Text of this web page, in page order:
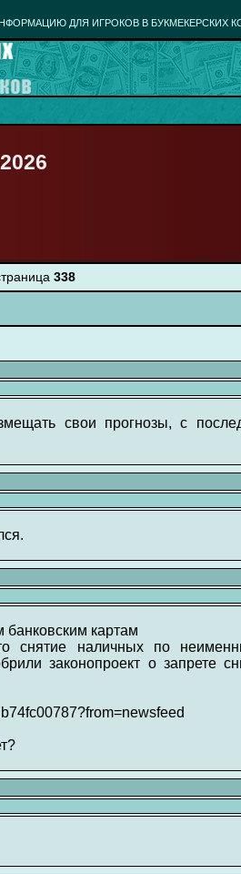
ДЛЯ ИГРОКОВ В БУКМЕКЕРСКИХ
2026
338
свои прогнозы, с
картам
снятие наличных по
законопроект о запрете